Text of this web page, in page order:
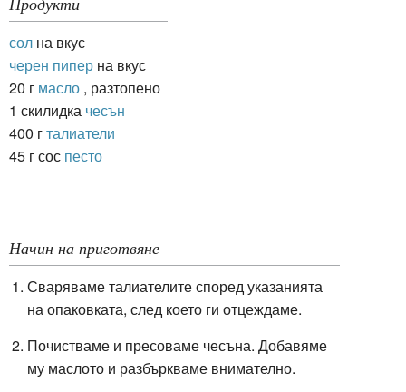
Продукти
сол на вкус
черен пипер на вкус
20 г масло , разтопено
1 скилидка чесън
400 гталиатели
45 г сос песто
Начин на приготвяне
Сваряваме талиателите според указанията
на опаковката, след което ги отцеждаме.
Почистваме и пресоваме чесъна. Добавяме
му маслото и разбъркваме внимателно.